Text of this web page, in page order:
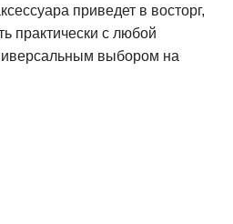
приведет в восторг,
практически с любой
выбором на